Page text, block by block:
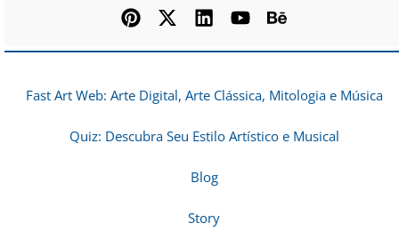
Fast Art Web: Arte Digital, Arte Clássica, Mitologia e Música
Quiz: Descubra Seu Estilo Artístico e Musical
Blog
Story